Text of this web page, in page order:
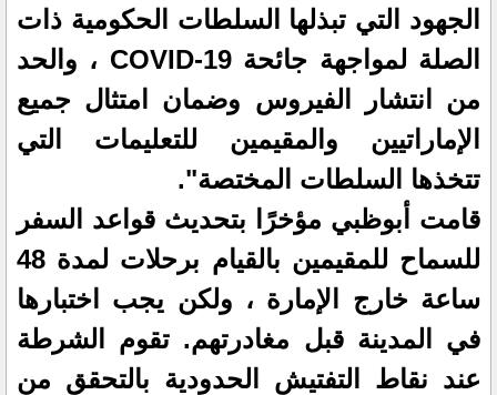
الجهود التي تبذلها السلطات الحكومية ذات
الصلة لمواجهة جائحة COVID-19 ، والحد
من انتشار الفيروس وضمان امتثال جميع
الإماراتيين والمقيمين للتعليمات التي
تتخذها السلطات المختصة".
قامت أبوظبي مؤخرًا بتحديث قواعد السفر
للسماح للمقيمين بالقيام برحلات لمدة 48
ساعة خارج الإمارة ، ولكن يجب اختبارها
في المدينة قبل مغادرتهم. تقوم الشرطة
عند نقاط التفتيش الحدودية بالتحقق من